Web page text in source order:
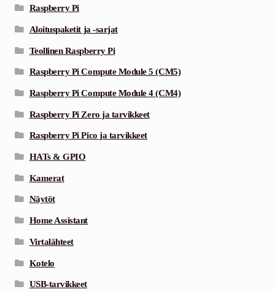
Raspberry Pi
Aloituspaketit ja -sarjat
Teollinen Raspberry Pi
Raspberry Pi Compute Module 5 (CM5)
Raspberry Pi Compute Module 4 (CM4)
Raspberry Pi Zero ja tarvikkeet
Raspberry Pi Pico ja tarvikkeet
HATs & GPIO
Kamerat
Näytöt
Home Assistant
Virtalähteet
Kotelo
USB-tarvikkeet